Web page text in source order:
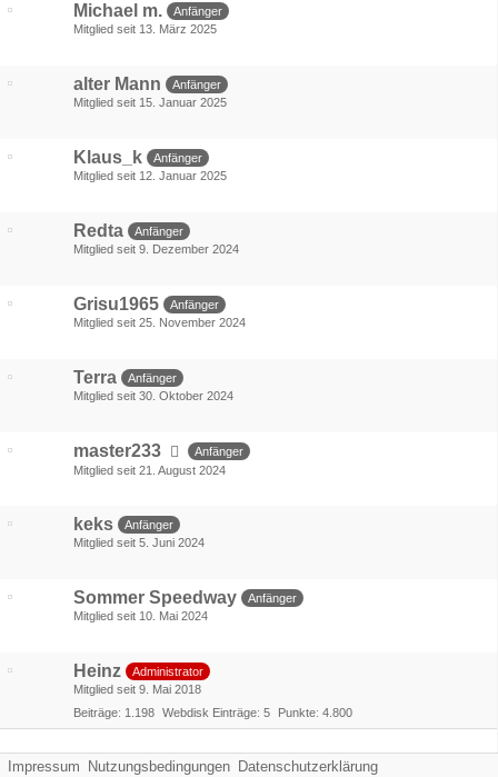
Michael m.
Anfänger
Mitglied seit 13. März 2025
alter Mann
Anfänger
Mitglied seit 15. Januar 2025
Klaus_k
Anfänger
Mitglied seit 12. Januar 2025
Redta
Anfänger
Mitglied seit 9. Dezember 2024
Grisu1965
Anfänger
Mitglied seit 25. November 2024
Terra
Anfänger
Mitglied seit 30. Oktober 2024
master233
Anfänger
Mitglied seit 21. August 2024
keks
Anfänger
Mitglied seit 5. Juni 2024
Sommer Speedway
Anfänger
Mitglied seit 10. Mai 2024
Heinz
Administrator
Mitglied seit 9. Mai 2018
Beiträge 1.198 Webdisk Einträge 5 Punkte 4.800
Impressum Nutzungsbedingungen Datenschutzerklärung